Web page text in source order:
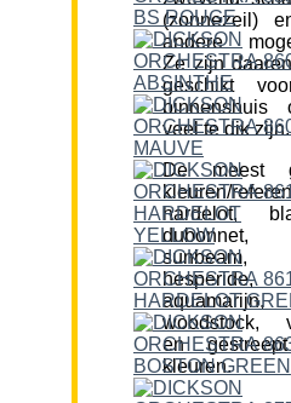
(zonnezeil)
andere
Ze zijn
geschikt
binnenshuis
veel te dik zijn.
De meest
kleuren/
hardelot,
dubonnet,
hesperide,
aquamarijn,
woodstock,
en
kleuren.